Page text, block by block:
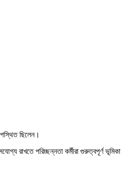
ছিলেন।
রাখতে পরিচ্ছন্নতা কর্মীরা গুরুত্বপূর্ণ ভূমিকা